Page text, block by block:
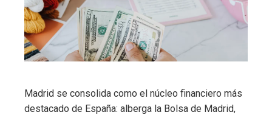
Madrid se consolida como el núcleo financiero más
destacado de España: alberga la Bolsa de Madrid,